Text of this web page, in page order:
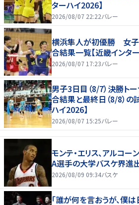
ターハイ2026】
2026/08/07 22:22バレー
横浜隼人が初優勝 女子
合結果一覧【近畿インタ
2026/08/07 17:23バレー
男子3日目（8/7）決勝ト
合結果と最終日（8/8）の
ハイ2026】
2026/08/07 15:25バレー
モンテ・エリス、アルコ
A選手の大学バスケ界進
2026/08/09 09:34バスケ
「誰が何を言おうが、僕